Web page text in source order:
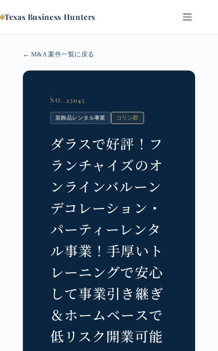
ン
ン
Texas Business Hunters
← M&A 案件一覧に戻る
NO. 25045
装飾品レンタル事業 コリン郡
ダラスで好評！フ
ランチャイズのオ
ンラインバルーン
デコレーション・
パーティーレンタ
ル事業！手厚いト
レーニングで安心
して事業引き継ぎ
＆ホームベースで
低リスク開業可能